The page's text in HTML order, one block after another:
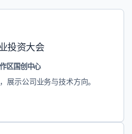
投资大会
区国创中心
展示公司业务与技术方向。